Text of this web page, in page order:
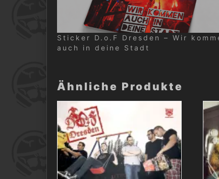
Sticker D.o.F Dresden – Wir
auch in deine Stadt
Ähnliche Produkte